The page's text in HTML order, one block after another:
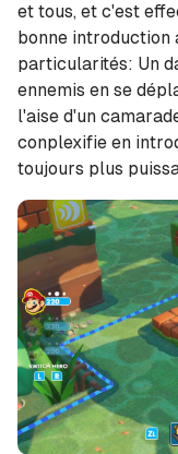
et tous, et c'est
bonne introduction
particularités: Un
ennemis en se
l'aise d'un
conplexifie en
toujours plus